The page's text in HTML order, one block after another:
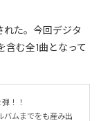
れた。今回デジタ
含む全1曲となって
！！
バムまでをも産み出